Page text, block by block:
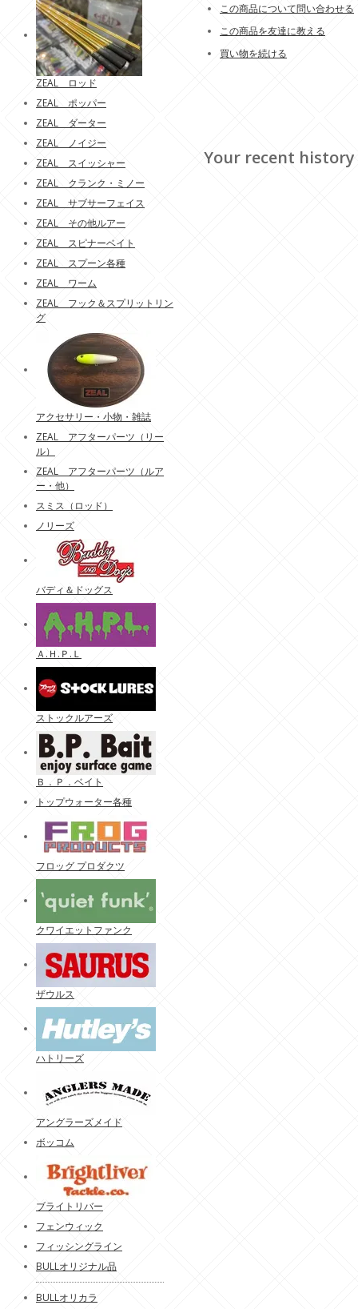
この商品について問い合わせる
この商品を友達に教える
買い物を続ける
Your recent history
ZEAL ロッド
ZEAL ポッパー
ZEAL ダーター
ZEAL ノイジー
ZEAL スイッシャー
ZEAL クランク・ミノー
ZEAL サブサーフェイス
ZEAL その他ルアー
ZEAL スピナーベイト
ZEAL スプーン各種
ZEAL ワーム
ZEAL フック＆スプリットリン
グ
アクセサリー・小物・雑誌
ZEAL アフターパーツ（リー
ル）
ZEAL アフターパーツ（ルア
ー・他）
スミス（ロッド）
ノリーズ
バディ＆ドッグス
Ａ.Ｈ.Ｐ.Ｌ
ストックルアーズ
Ｂ．Ｐ．ベイト
トップウォーター各種
フロッグ プロダクツ
クワイエットファンク
ザウルス
ハトリーズ
アングラーズメイド
ボッコム
ブライトリバー
フェンウィック
フィッシングライン
BULLオリジナル品
BULLオリカラ